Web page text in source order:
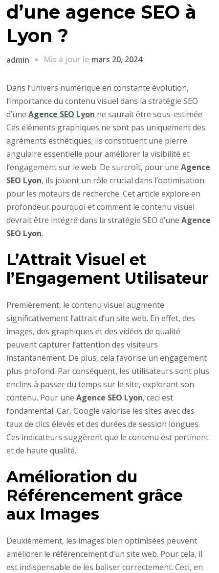
d’une agence SEO à
Lyon ?
admin Mis à jour le mars 20, 2024
Dans l’univers numérique en constante évolution,
l’importance du contenu visuel dans la stratégie SEO
d’uneAgence SEO Lyon ne saurait être sous-estimée.
Ces éléments graphiques ne sont pas uniquement des
agréments esthétiques; ils constituent une pierre
angulaire essentielle pour améliorer la visibilité et
l’engagement sur le web. De surcroît, pour uneAgence
SEO Lyon, ils jouent un rôle crucial dans l’optimisation
pour les moteurs de recherche. Cet article explore en
profondeur pourquoi et comment le contenu visuel
devrait être intégré dans la stratégie SEO d’uneAgence
SEO Lyon.
L’Attrait Visuel et
l’Engagement Utilisateur
Premièrement, le contenu visuel augmente
significativement l’attrait d’un site web. En effet, des
images, des graphiques et des vidéos de qualité
peuvent capturer l’attention des visiteurs
instantanément. De plus, cela favorise un engagement
plus profond. Par conséquent, les utilisateurs sont plus
enclins à passer du temps sur le site, explorant son
contenu. Pour uneAgence SEO Lyon, ceci est
fondamental. Car, Google valorise les sites avec des
taux de clics élevés et des durées de session longues.
Ces indicateurs suggèrent que le contenu est pertinent
et de haute qualité.
Amélioration du
Référencement grâce
aux Images
Deuxièmement, les images bien optimisées peuvent
améliorer le référencement d’un site web. Pour cela, il
est indispensable de les baliser correctement. Ceci, en